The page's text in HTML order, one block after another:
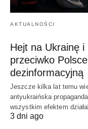
AKTUALNOŚCI
Hejt na Ukrainę i
przeciwko
dezinformacyjną
Jeszcze kilka lat temu
antyukraińska
wszystkim efektem
3 dni ago